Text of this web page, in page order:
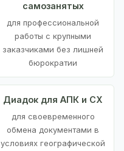
самозанятых
для профессиональной
работы с крупными
заказчиками без лишней
бюрократии
Диадок для АПК и СХ
для своевременного
обмена документами в
условиях географической